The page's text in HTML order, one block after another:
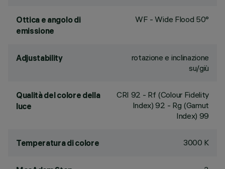
Ottica e angolo di
emissione
WF - Wide Flood 50°
Adjustability
rotazione e inclinazione
su/giù
Qualità del colore della
luce
CRI 92 - Rf (Colour Fidelity
Index) 92 - Rg (Gamut
Index) 99
Temperatura di colore 3000 K